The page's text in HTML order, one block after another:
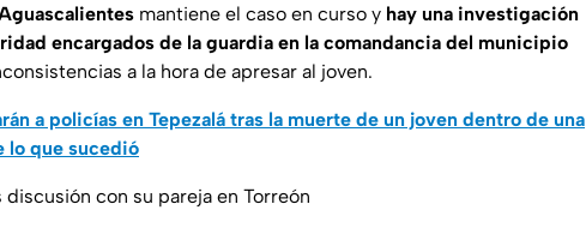
mantiene el caso en curso y hay una investigación
encargados de la guardia en la comandancia del municipio
a la hora de apresar al joven.
a policías en Tepezalá tras la muerte de un joven dentro de una
lo que sucedió
con su pareja en Torreón